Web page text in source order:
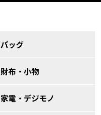
バッグ
財布・小物
家電・デジモノ